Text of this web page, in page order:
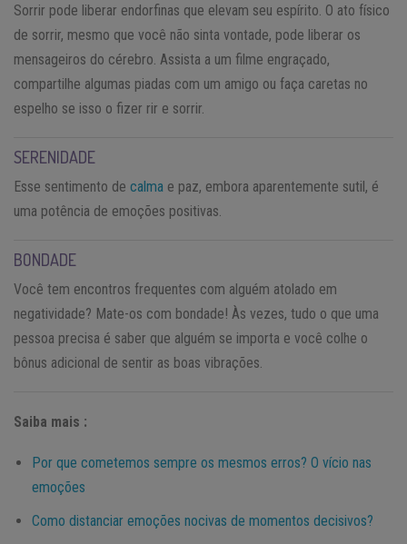
Sorrir pode liberar endorfinas que elevam seu espírito. O ato físico
de sorrir, mesmo que você não sinta vontade, pode liberar os
mensageiros do cérebro. Assista a um filme engraçado,
compartilhe algumas piadas com um amigo ou faça caretas no
espelho se isso o fizer rir e sorrir.
SERENIDADE
Esse sentimento de calma e paz, embora aparentemente sutil, é
uma potência de emoções positivas.
BONDADE
Você tem encontros frequentes com alguém atolado em
negatividade? Mate-os com bondade! Às vezes, tudo o que uma
pessoa precisa é saber que alguém se importa e você colhe o
bônus adicional de sentir as boas vibrações.
Saiba mais :
Por que cometemos sempre os mesmos erros? O vício nas
emoções
Como distanciar emoções nocivas de momentos decisivos?